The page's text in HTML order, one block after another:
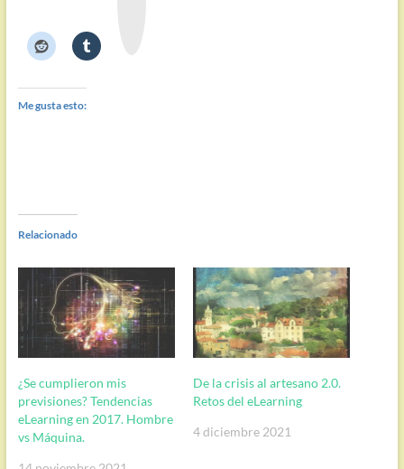
Me gusta esto:
Relacionado
¿Se cumplieron mis
previsiones? Tendencias
eLearning en 2017. Hombre
vs Máquina.
De la crisis al artesano 2.0.
Retos del eLearning
4 diciembre 2021